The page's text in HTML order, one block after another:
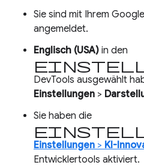
Sie sind mit Ihrem
angemeldet.
Englisch (USA) in den
DevTools ausgewählt
Einstellungen >
Sie haben die
Einstellungen > KI-
Entwicklertools aktiviert.